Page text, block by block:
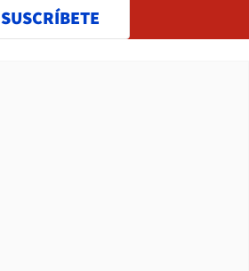
SUSCRÍBETE